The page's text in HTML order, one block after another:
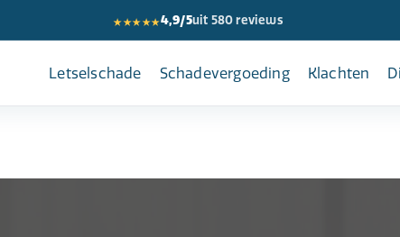
★★★★★4,9/5uit 580 reviews
Letselschade Schadevergoeding Klachten